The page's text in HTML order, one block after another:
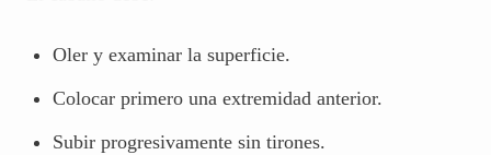
Oler y examinar la superficie.
Colocar primero una extremidad anterior.
Subir progresivamente sin tirones.